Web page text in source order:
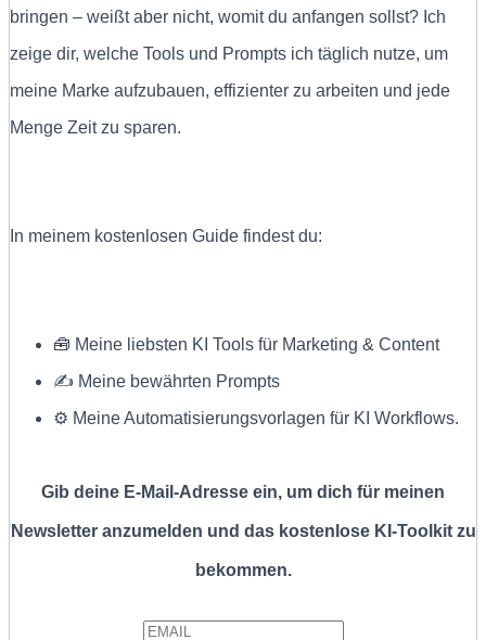
bringen – weißt aber nicht, womit du anfangen sollst? Ich
zeige dir, welche Tools und Prompts ich täglich nutze, um
meine Marke aufzubauen, effizienter zu arbeiten und jede
Menge Zeit zu sparen.
In meinem kostenlosen Guide findest du:
🧰 Meine liebsten KI Tools für Marketing & Content
✍ Meine bewährten Prompts
⚙️ Meine Automatisierungsvorlagen für KI Workflows.
Gib deine E-Mail-Adresse ein, um dich für meinen
Newsletter anzumelden und das kostenlose KI-Toolkit zu
bekommen.